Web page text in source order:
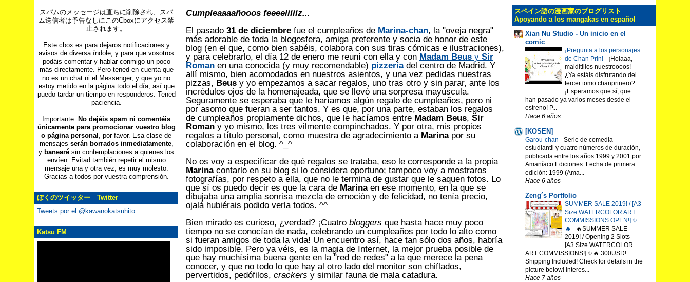
スパムのメッセージは直ちに削除され、スパ
ム送信者は予告なしにこのCboxにアクセス禁
止されます。
Este cbox es para dejaros notificaciones y
avisos de diversa índole, y para que vosotros
podáis comentar y hablar conmigo un poco
más directamente. Pero tened en cuenta que
no es un chat ni el Messenger, y que yo no
estoy metido en la página todo el día, así que
puedo tardar un tiempo en responderos. Tened
paciencia.
Importante: No dejéis spam ni comentéis
únicamente para promocionar vuestro blog
o página personal
, por favor. Esa clase de
mensajes serán borrados inmediatamente,
y banearé sin contemplaciones a quienes los
envíen. Evitad también repetir el mismo
mensaje una y otra vez, es muy molesto.
Gracias a todos por vuestra comprensión.
ぼくのツイッター Twitter
Tweets por el @kawanokatsuhito.
Katsu FM
Cumpleaaaañooos feeeeliiiiz...
El pasado 31 de diciembre fue el cumpleaños de Marina-chan, la "oveja negra"
más adorable de toda la blogosfera, amiga preferente y socia de honor de este
blog (en el que, como bien sabéis, colabora con sus tiras cómicas e ilustraciones),
y para celebrarlo, el día 12 de enero me reuní con ella y con Madam Beus y Sir
Roman en una conocida (y muy recomendable) pizzeríadel centro de Madrid. Y
allí mismo, bien acomodados en nuestros asientos, y una vez pedidas nuestras
pizzas, Beus y yo empezamos a sacar regalos, uno tras otro y sin parar, ante los
incrédulos ojos de la homenajeada, que se llevó una sorpresa mayúscula.
Seguramente se esperaba que le haríamos algún regalo de cumpleaños, pero ni
por asomo que fueran a ser tantos. Y es que, por una parte, estaban los regalos
de cumpleaños propiamente dichos, que le hacíamos entre Madam Beus, Sir
Roman y yo mismo, los tres vilmente compinchados. Y por otra, mis propios
regalos a título personal, como muestra de agradecimiento a Marinapor su
colaboración en el blog. ^_^
No os voy a especificar de qué regalos se trataba, eso le corresponde a la propia
Marina contarlo en su blog si lo considera oportuno; tampoco voy a mostraros
fotografías, por respeto a ella, que no le termina de gustar que le saquen fotos. Lo
que sí os puedo decir es que la cara de Marina en ese momento, en la que se
dibujaba una amplia sonrisa mezcla de emoción y de felicidad, no tenía precio,
ojalá hubiérais podido verla todos. ^^
Bien mirado es curioso, ¿verdad? ¡Cuatro bloggers que hasta hace muy poco
tiempo no se conocían de nada, celebrando un cumpleaños por todo lo alto como
si fueran amigos de toda la vida! Un encuentro así, hace tan sólo dos años, habría
sido imposible. Pero ya véis, es la magia de Internet, la mejor prueba posible de
que hay muchísima buena gente en la "red de redes" a la que merece la pena
conocer, y que no todo lo que hay al otro lado del monitor son chiflados,
pervertidos, pedófilos, crackers y similar fauna de mala catadura.
スペイン語の漫画家のブログリスト
Apoyando a los mangakas en español
Xian Nu Studio - Un inicio en el
comic
¡Pregunta a los personajes
de Chan Prin! - ¡Holaaa,
malditillos nuestroooos!
¿Ya estáis disfrutando del
tercer tomo chanprinero?
¡Esperamos que sí, que
han pasado ya varios meses desde el
estreno! P...
Hace 6 años
[KOSEN]
Garou-chan - Serie de comedia
estudiantil y cuatro números de duración,
publicada entre los años 1999 y 2001 por
Amaníaco Ediciones. Fecha de primera
edición: 1999 (Ama...
Hace 6 años
Zeng´s Portfolio
SUMMER SALE 2019! / [A3
Size WATERCOLOR ART
COMMISSIONS OPEN!] ✨
🔥 - 🔥SUMMER SALE
2019! / Opening 2 Slots -
[A3 Size WATERCOLOR
ART COMMISSIONS!] ✨🔥 300USD!
Shipping Included! Check for details in the
picture below! Interes...
Hace 7 años